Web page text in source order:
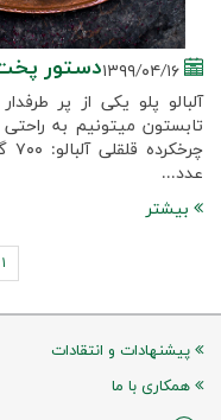
دستور پخت
آلبالو پلو یکی از پر
تابستون میتونیم به
عدد...
بیشتر
۱
پیشنهادات و انتقادات
همکاری با ما